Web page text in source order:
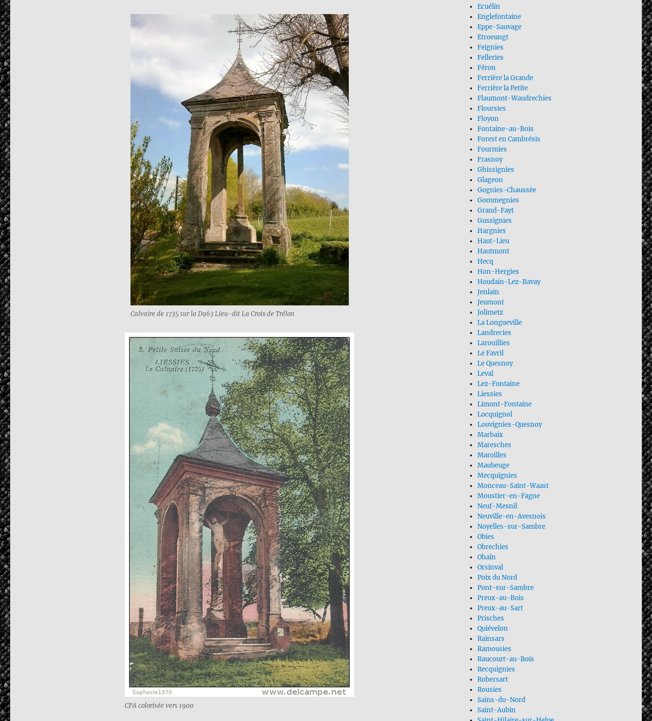
Calvaire de 1735 sur la D963 Lieu-dit La Croix de Trélon
CPA colorisée vers 1900
Ecuélin
Englefontaine
Eppe-Sauvage
Etroeungt
Feignies
Felleries
Féron
Ferrière la Grande
Ferrière la Petite
Flaumont-Waudrechies
Floursies
Floyon
Fontaine-au-Bois
Forest en Cambrésis
Fourmies
Frasnoy
Ghissignies
Glageon
Gognies-Chaussée
Gommegnies
Grand-Fayt
Gussignies
Hargnies
Haut-Lieu
Hautmont
Hecq
Hon-Hergies
Houdain-Lez-Bavay
Jenlain
Jeumont
Jolimetz
La Longueville
Landrecies
Larouillies
Le Favril
Le Quesnoy
Leval
Lez-Fontaine
Liessies
Limont-Fontaine
Locquignol
Louvignies-Quesnoy
Marbaix
Maresches
Maroilles
Maubeuge
Mecquignies
Monceau-Saint-Waast
Moustier-en-Fagne
Neuf-Mesnil
Neuville-en-Avesnois
Noyelles-sur-Sambre
Obies
Obrechies
Ohain
Orsinval
Poix du Nord
Pont-sur-Sambre
Preux-au-Bois
Preux-au-Sart
Prisches
Quiévelon
Rainsars
Ramousies
Raucourt-au-Bois
Recquignies
Robersart
Rousies
Sains-du-Nord
Saint-Aubin